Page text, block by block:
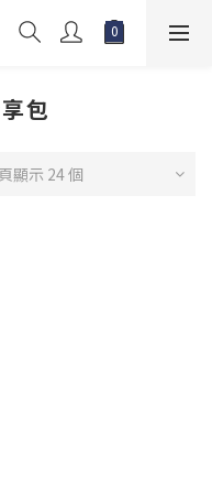
包
顯示 24 個